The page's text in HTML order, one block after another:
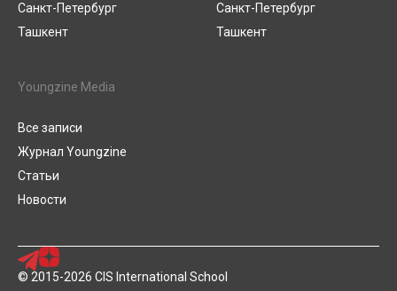
Санкт-Петербург
Ташкент
Санкт-Петербург
Ташкент
Youngzine Media
Все записи
Журнал Youngzine
Статьи
Новости
© 2015-2026 CIS International School